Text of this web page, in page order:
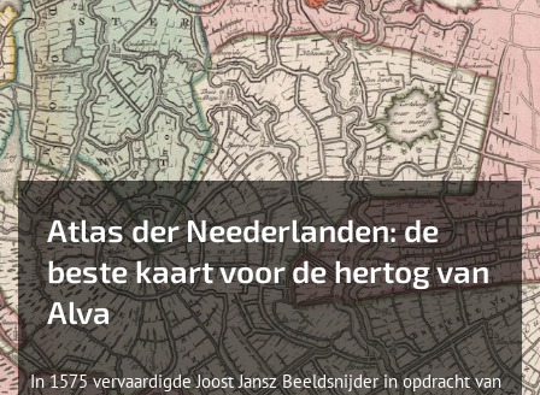
Atlas der Neederlanden: de
beste kaart voor de hertog van
Alva
In 1575 vervaardigde Joost Jansz Beeldsnijder in opdracht van